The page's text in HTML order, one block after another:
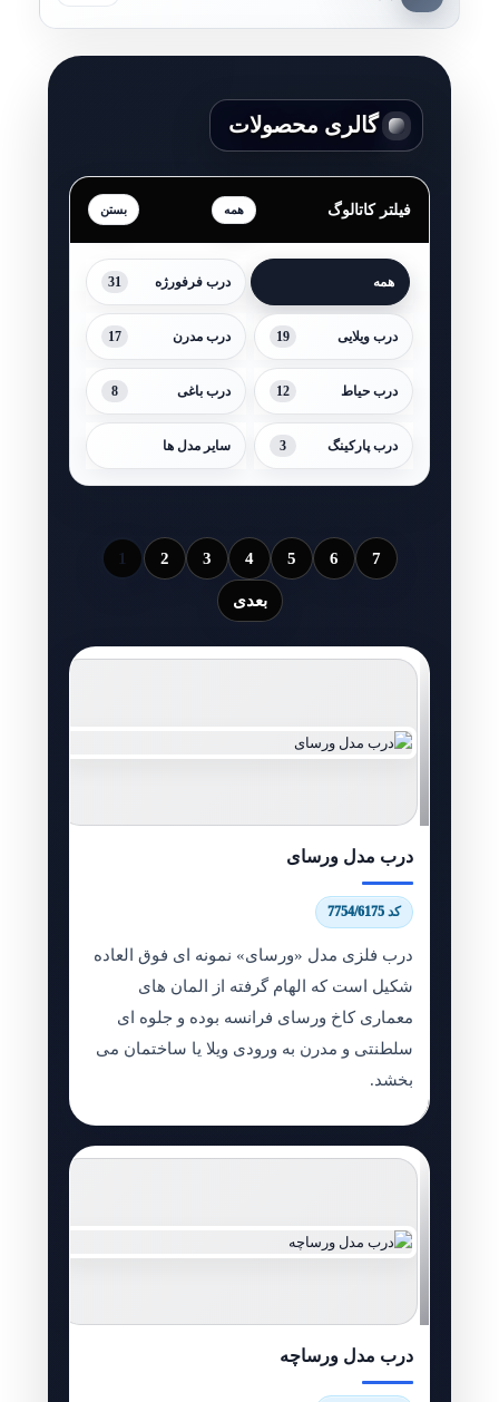
گالری محصولات
فیلتر کاتالوگ همه
همه درب فرفورژه 31
درب ویلایی 19 درب مدرن 17
درب حیاط 12 درب باغی 8
درب پارکینگ 3 سایر مدل ها
1 2 3 4 5 6 7
بعدی
درب مدل ورسای
کد 7754/6175
درب فلزی مدل «ورسای» نمونه ای فوق العاده
شکیل است که الهام گرفته از المان های
معماری کاخ ورسای فرانسه بوده و جلوه ای
سلطنتی و مدرن به ورودی ویلا یا ساختمان می
بخشد.
درب مدل ورساچه